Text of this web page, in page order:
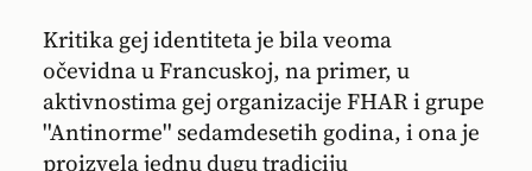
Kritika gej identiteta je bila veoma
očevidna u Francuskoj, na primer, u
aktivnostima gej organizacije FHAR i grupe
''Antinorme'' sedamdesetih godina, i ona je
proizvela jednu dugu tradiciju